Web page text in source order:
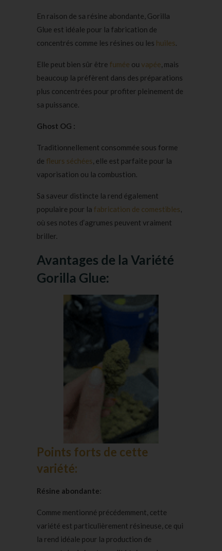
En raison de sa résine abondante, Gorilla
Glue est idéale pour la fabrication de
concentrés comme les résines ou les huiles.
Elle peut bien sûr être fumée ou vapée, mais
beaucoup la préfèrent dans des préparations
plus concentrées pour profiter pleinement de
sa puissance.
Ghost OG :
Traditionnellement consommée sous forme
de fleurs séchées, elle est parfaite pour la
vaporisation ou la combustion.
Sa saveur distincte la rend également
populaire pour la fabrication de comestibles,
où ses notes d’agrumes peuvent vraiment
briller.
Avantages de la Variété
Gorilla Glue:
Points forts de cette
variété:
Résine abondante:
Comme mentionné précédemment, cette
variété est particulièrement résineuse, ce qui
la rend idéale pour la production de